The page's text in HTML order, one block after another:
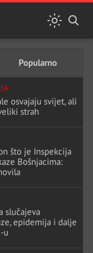
Popularno
osvajaju svijet, ali
strah
što je Inspekcija
Bošnjacima:
slučajeva
epidemija i dalje
u